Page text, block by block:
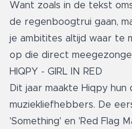
Want zoals in de tekst
de regenboogtrui gaan,
je ambitites altijd waar te
op die direct
HIQPY - GIRL IN RED
Dit jaar maakte Hiqpy
muziekliefhebbers. De
'Something' en 'Red Flag